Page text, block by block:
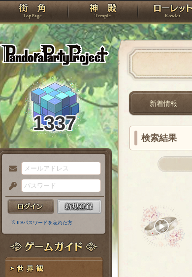
PandoraPartyProject
TOP 神殿
1337
メ
ー
ル
ア
ド
レ
ス
パ
ス
ー
ド
※ ID/パスワードを忘れた方
ゲームガイド
新着情報
検索結果